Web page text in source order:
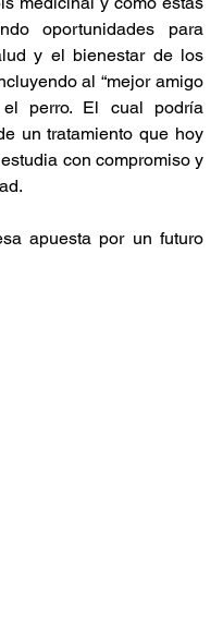
oportunidades para
y el bienestar de los
al “mejor amigo
el perro. El cual podría
un tratamiento que hoy
con compromiso y
apuesta por un futuro